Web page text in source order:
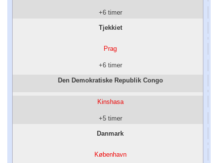
+6 timer
Tjekkiet
Prag
+6 timer
Den Demokratiske Republik Congo
Kinshasa
+5 timer
Danmark
København